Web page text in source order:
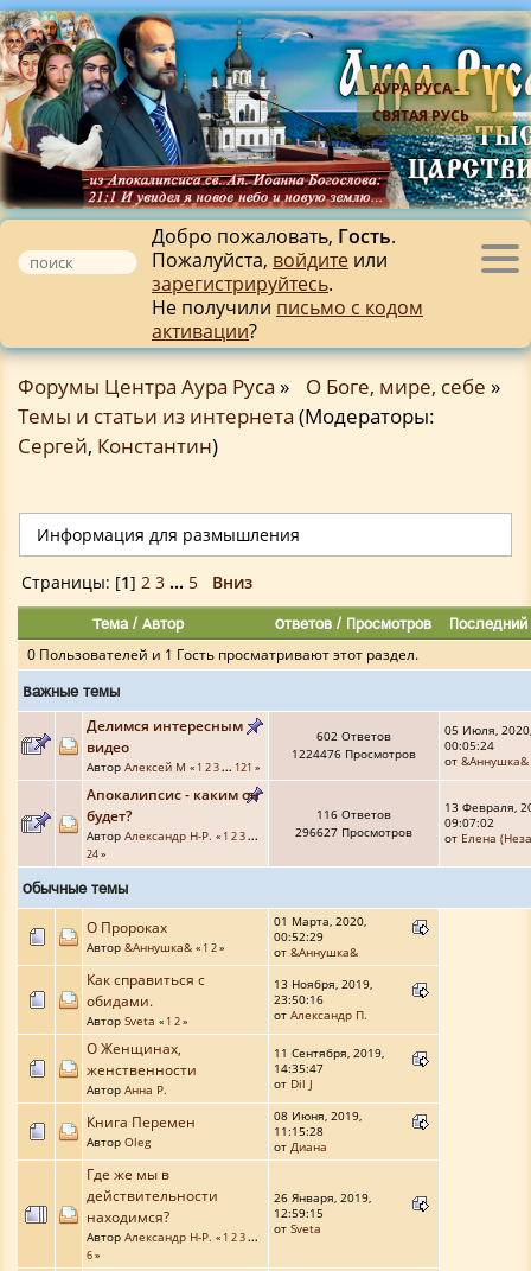
АУРА РУСА -
СВЯТАЯ РУСЬ
Добро пожаловать, Гость.
Пожалуйста, войдите или
зарегистрируйтесь.
Не получили письмо с кодом
активации?
Форумы Центра Аура Руса » О Боге, мире, себе »
Темы и статьи из интернета (Модераторы:
Сергей, Константин)
Информация для размышления
Страницы: [1] 2 3 ... 5 Вниз
Тема/ Автор Ответов / Просмотров
0 Пользователей и 1 Гость просматривают этот раздел.
Важные темы
Делимся интересным
видео
Автор Алексей М « 1 23... 121 »
602 Ответов
1224476 Просмотров
05 Июля, 2020,
00:05:24
от &Аннушка&
Апокалипсис - каким он
будет?
Автор Александр Н-Р. « 1 23...
24»
116 Ответов
296627 Просмотров
13 Февраля,
09:07:02
от Елена
Обычные темы
О Пророках
Автор &Аннушка& « 1 2»
01 Марта, 2020,
00:52:29
от &Аннушка&
Как справиться с
обидами.
Автор Sveta « 1 2»
13 Ноября, 2019,
23:50:16
от Александр П.
О Женщинах,
женственности
Автор Анна Р.
11 Сентября, 2019,
14:35:47
от Dil J
Книга Перемен
Автор Oleg
08 Июня, 2019,
11:15:28
от Диана
Где же мы в
действительности
находимся?
Автор Александр Н-Р. « 1 23...
6»
26 Января, 2019,
12:59:15
от Sveta